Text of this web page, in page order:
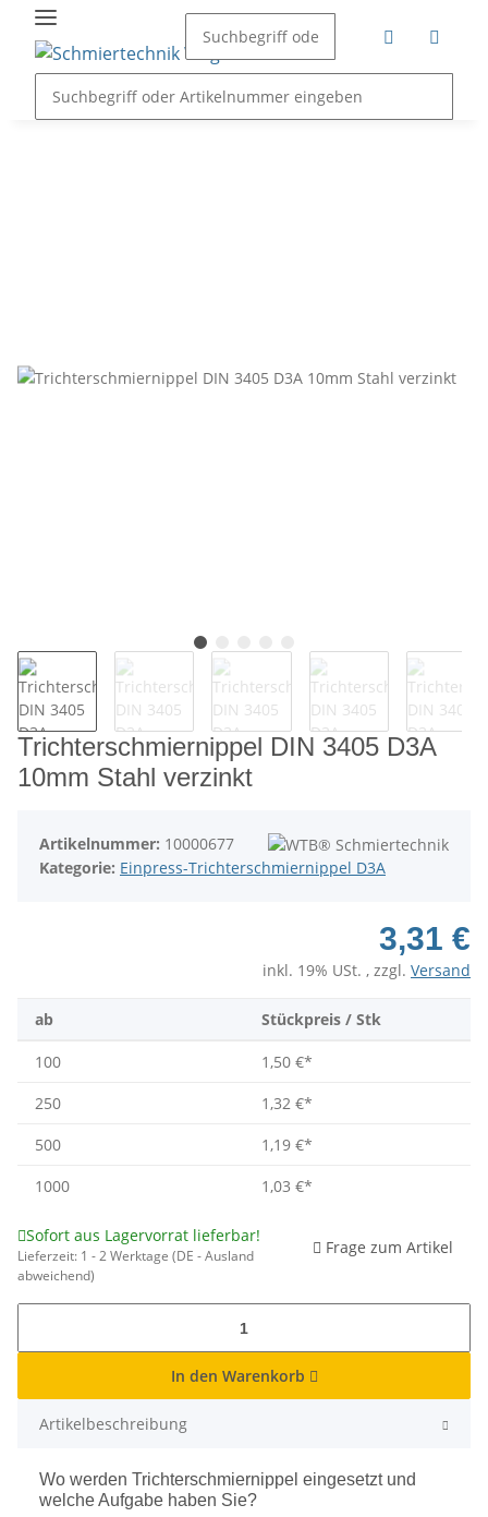
Trichterschmiernippel DIN 3405 D3A
10mm Stahl verzinkt
Artikelnummer: 10000677
Kategorie: Einpress-Trichterschmiernippel D3A
3,31 €
inkl. 19% USt. , zzgl. Versand
ab Stückpreis / Stk
100 1,50 €*
250
1,32 €*
500
1,19 €*
1000
1,03 €*
Sofort aus Lagervorrat lieferbar!
Lieferzeit: 1 - 2 Werktage (DE - Ausland
abweichend)
Frage zum Artikel
In den Warenkorb
Artikelbeschreibung
Wo werden Trichterschmiernippel eingesetzt und
welche Aufgabe haben Sie?